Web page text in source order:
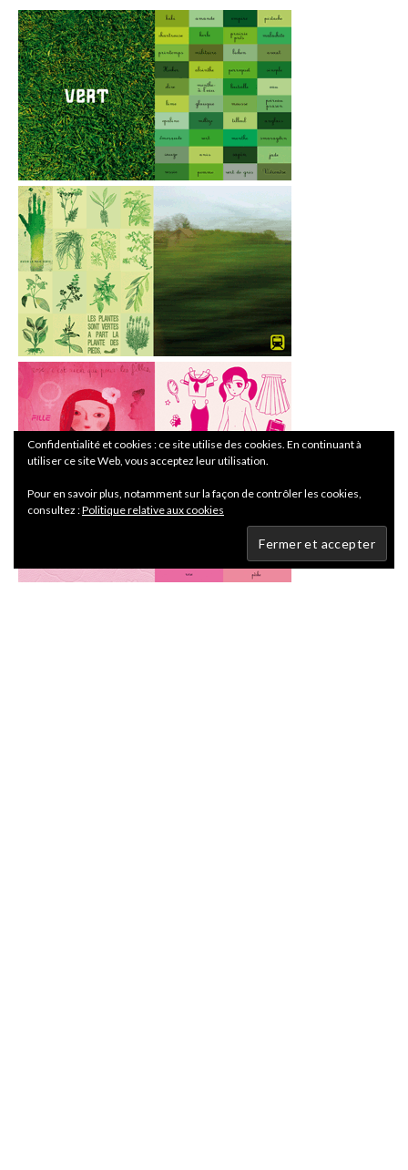
Confidentialité et cookies : ce site utilise des cookies. En continuant à
utiliser ce site Web, vous acceptez leur utilisation.
Pour en savoir plus, notamment sur la façon de contrôler les cookies,
consultez :Politique relative aux cookies